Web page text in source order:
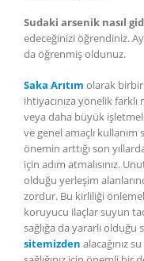
Sudaki arsenik nasıl
edeceğinizi öğrendiniz.
da öğrenmiş oldunuz.
Saka Arıtım olarak
ihtiyacınıza yönelik
veya daha büyük
ve genel amaçlı kullanım
önemin arttığı son
için adım atmalısınız.
olduğu yerleşim
zordur. Bu kirliliği
koruyucu ilaçlar suyun
sağlığa da yararlı
sitemizden alacağınız